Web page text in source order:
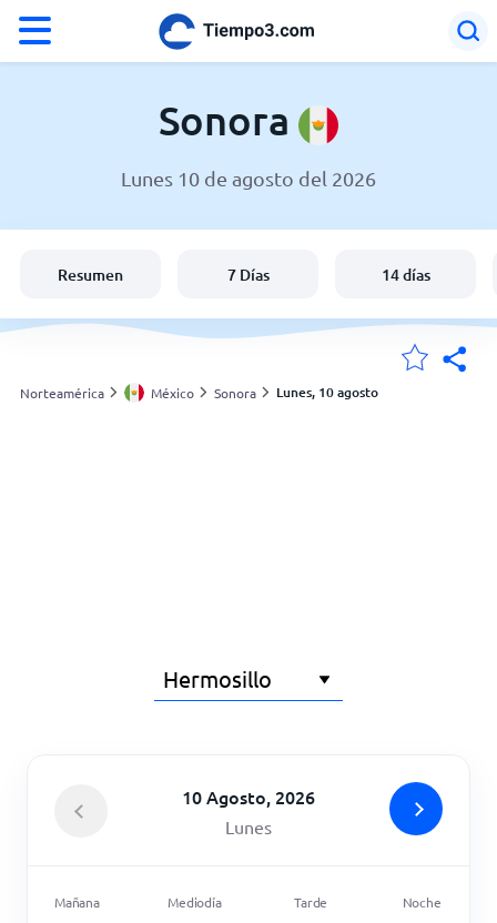
El clima en Sonora
España
Argentina
Sonora
Lunes 10 de agosto del 2026
Resumen 7 Días 14 días
Norteamérica México Sonora Lunes, 10 agosto
10 Agosto, 2026
Lunes
Mañana Mediodía Tarde Noche